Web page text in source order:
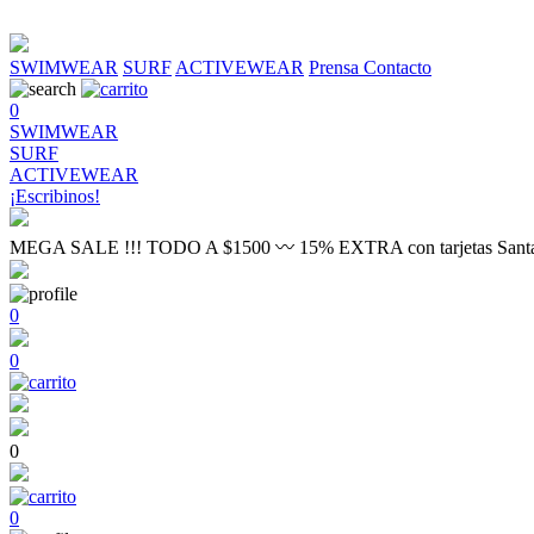
SWIMWEAR SURF ACTIVEWEAR Prensa Contacto
0
SWIMWEAR
SURF
ACTIVEWEAR
¡Escribinos!
MEGA SALE !!! TODO A $1500 〰 15% EXTRA con tarjetas
0
0
0
0